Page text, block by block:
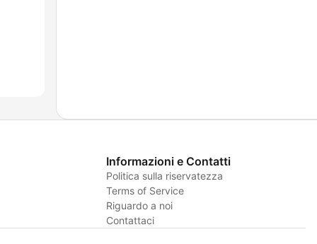
Informazioni e Contatti
Politica sulla riservatezza
Terms of Service
Riguardo a noi
Contattaci